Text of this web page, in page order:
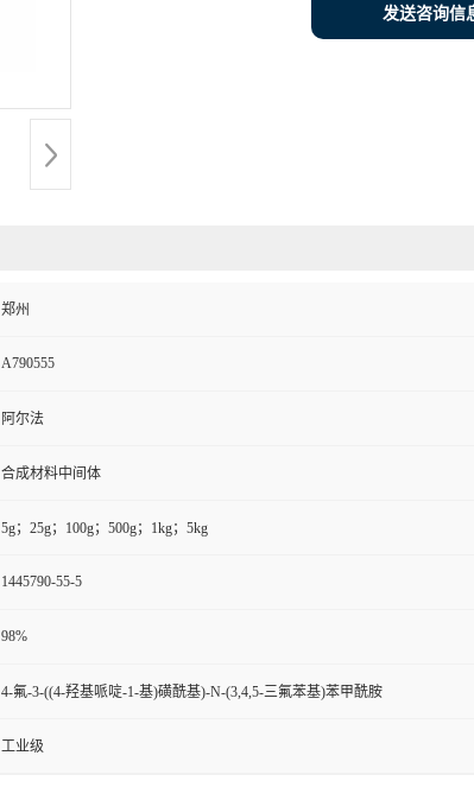
发送咨询信
郑州
A790555
阿尔法
合成材料中间体
5g；25g；100g；500g；1kg；5kg
1445790-55-5
98%
4-氟-3-((4-羟基哌啶-1-基)磺酰基)-N-(3,4,5-三氟苯基)苯甲酰胺
工业级